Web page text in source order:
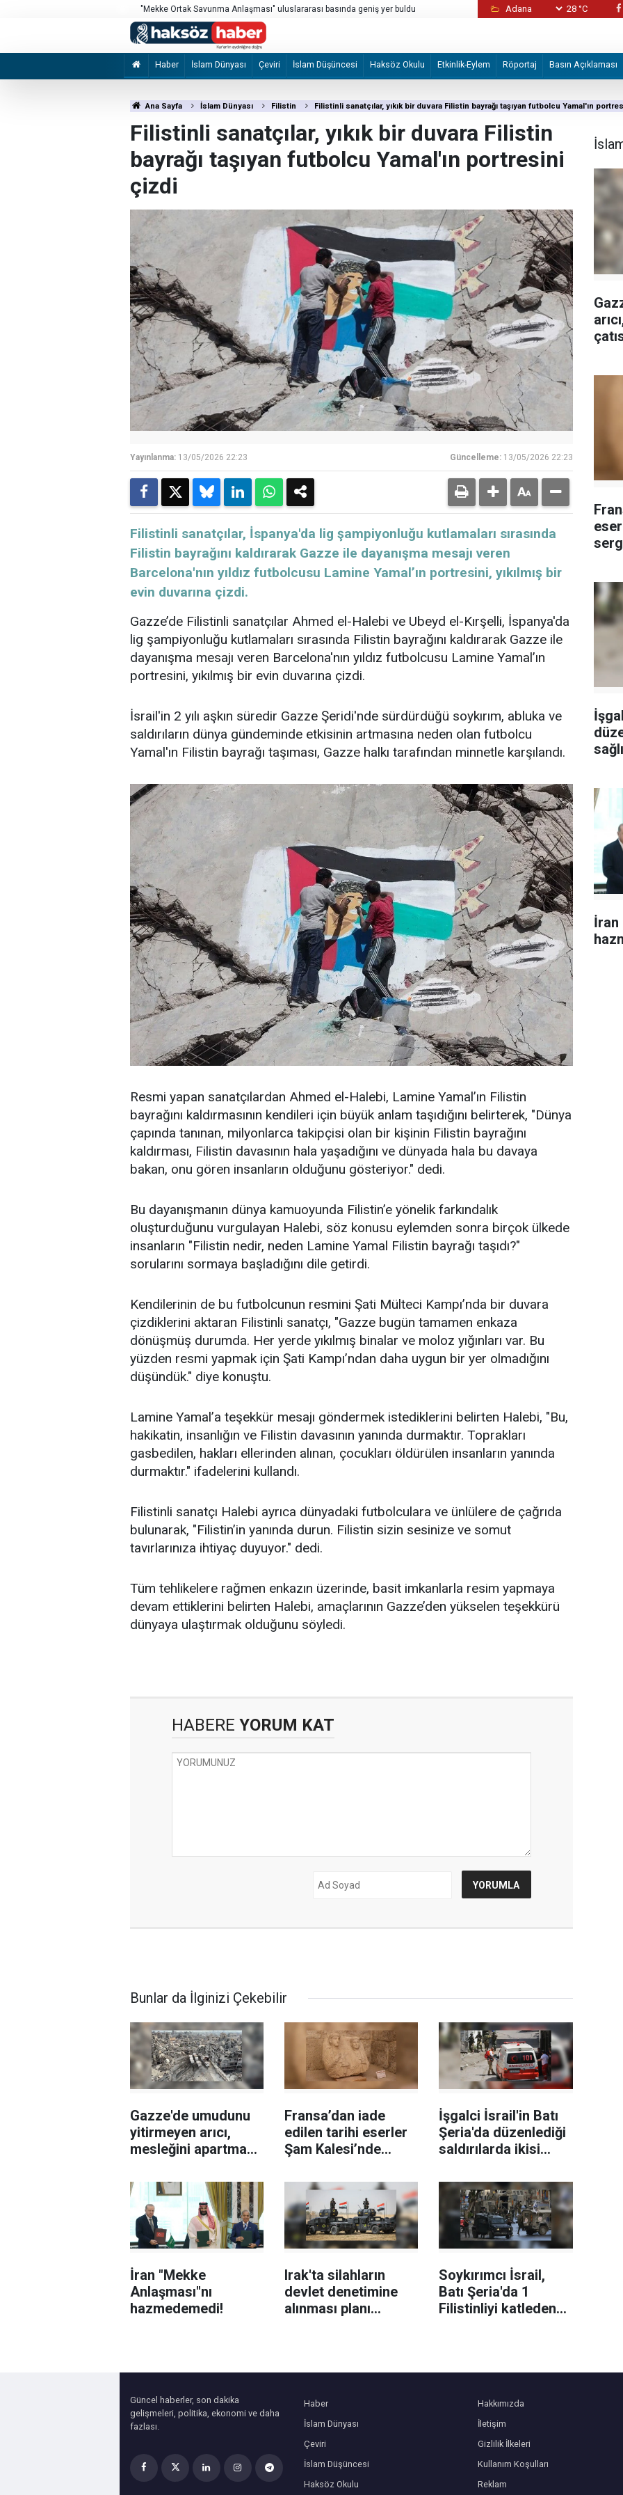
Bunlar normal değil!
İşgalci İsrail'in Batı Şeria'da düzenlediği
28 °C
Haber İslam Dünyası Çeviri İslam Düşüncesi Haksöz Okulu Etkinlik-Eylem Röportaj Basın Açıklaması
Ana Sayfa İslam Dünyası Filistin Filistinli sanatçılar, yıkık bir duvara Filistin bayrağı taşıyan futbolcu Yamal'ın
Filistinli sanatçılar, yıkık bir duvara Filistin
bayrağı taşıyan futbolcu Yamal'ın portresini
çizdi
Yayınlanma: 13/05/2026 22:23 Güncelleme: 13/05/2026 22:23
Filistinli sanatçılar, İspanya'da lig şampiyonluğu kutlamaları sırasında
Filistin bayrağını kaldırarak Gazze ile dayanışma mesajı veren
Barcelona'nın yıldız futbolcusu Lamine Yamal’ın portresini, yıkılmış bir
evin duvarına çizdi.
Gazze’de Filistinli sanatçılar Ahmed el-Halebi ve Ubeyd el-Kırşelli, İspanya'da
lig şampiyonluğu kutlamaları sırasında Filistin bayrağını kaldırarak Gazze ile
dayanışma mesajı veren Barcelona'nın yıldız futbolcusu Lamine Yamal’ın
portresini, yıkılmış bir evin duvarına çizdi.
İsrail'in 2 yılı aşkın süredir Gazze Şeridi'nde sürdürdüğü soykırım, abluka ve
saldırıların dünya gündeminde etkisinin artmasına neden olan futbolcu
Yamal'ın Filistin bayrağı taşıması, Gazze halkı tarafından minnetle karşılandı.
Resmi yapan sanatçılardan Ahmed el-Halebi, Lamine Yamal’ın Filistin
bayrağını kaldırmasının kendileri için büyük anlam taşıdığını belirterek, "Dünya
çapında tanınan, milyonlarca takipçisi olan bir kişinin Filistin bayrağını
kaldırması, Filistin davasının hala yaşadığını ve dünyada hala bu davaya
bakan, onu gören insanların olduğunu gösteriyor." dedi.
Bu dayanışmanın dünya kamuoyunda Filistin’e yönelik farkındalık
oluşturduğunu vurgulayan Halebi, söz konusu eylemden sonra birçok ülkede
insanların "Filistin nedir, neden Lamine Yamal Filistin bayrağı taşıdı?"
sorularını sormaya başladığını dile getirdi.
Kendilerinin de bu futbolcunun resmini Şati Mülteci Kampı’nda bir duvara
çizdiklerini aktaran Filistinli sanatçı, "Gazze bugün tamamen enkaza
dönüşmüş durumda. Her yerde yıkılmış binalar ve moloz yığınları var. Bu
yüzden resmi yapmak için Şati Kampı’ndan daha uygun bir yer olmadığını
düşündük." diye konuştu.
Lamine Yamal’a teşekkür mesajı göndermek istediklerini belirten Halebi, "Bu,
hakikatin, insanlığın ve Filistin davasının yanında durmaktır. Toprakları
gasbedilen, hakları ellerinden alınan, çocukları öldürülen insanların yanında
durmaktır." ifadelerini kullandı.
Filistinli sanatçı Halebi ayrıca dünyadaki futbolculara ve ünlülere de çağrıda
bulunarak, "Filistin’in yanında durun. Filistin sizin sesinize ve somut
tavırlarınıza ihtiyaç duyuyor." dedi.
Tüm tehlikelere rağmen enkazın üzerinde, basit imkanlarla resim yapmaya
devam ettiklerini belirten Halebi, amaçlarının Gazze’den yükselen teşekkürü
dünyaya ulaştırmak olduğunu söyledi.
HABERE YORUM KAT
Bunlar da İlginizi Çekebilir
Gazze'de umudunu
yitirmeyen arıcı,
mesleğini apartman
Fransa’dan iade
edilen tarihi eserler
Şam Kalesi’nde
İşgalci İsrail'in Batı
Şeria'da düzenlediği
saldırılarda ikisi
Filistinli yaralandı
İran "Mekke
Anlaşması"nı
hazmedemedi!
Irak'ta silahların
devlet denetimine
alınması planı
Soykırımcı İsrail,
Batı Şeria'da 1
Filistinliyi katleden
İran
Güncel haberler, son dakika
gelişmeleri, politika, ekonomi ve daha
fazlası.
Haber
İslam Dünyası
Çeviri
İslam Düşüncesi
Haksöz Okulu
Hakkımızda
İletişim
Gizlilik İlkeleri
Kullanım Koşulları
Reklam